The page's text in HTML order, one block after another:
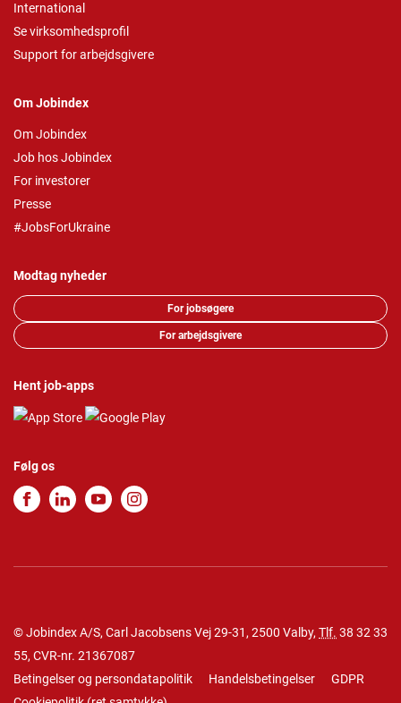
International
Se virksomhedsprofil
Support for arbejdsgivere
Om Jobindex
Om Jobindex
Job hos Jobindex
For investorer
Presse
#JobsForUkraine
Modtag nyheder
For jobsøgere
For arbejdsgivere
Hent job-apps
Følg os
© Jobindex A/S, Carl Jacobsens Vej 29-31, 2500 Valby, Tlf. 38 32 33
55, CVR-nr. 21367087
Betingelser og persondatapolitik
Handelsbetingelser
GDPR